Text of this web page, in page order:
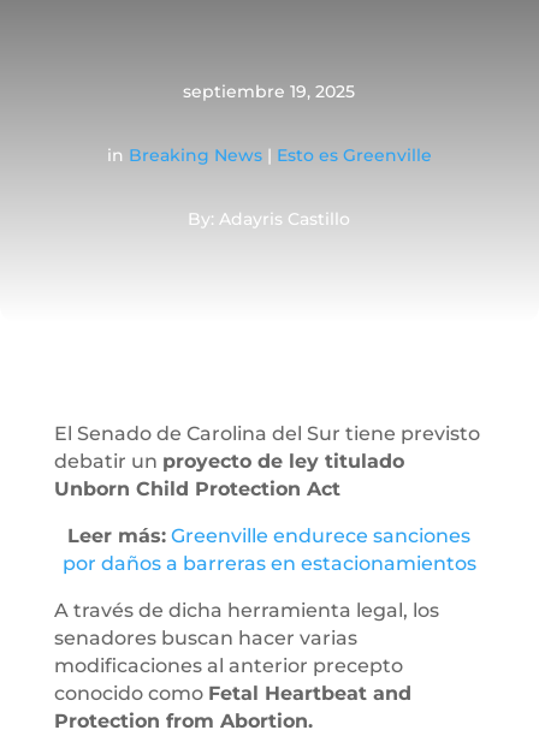
septiembre 19, 2025
in Breaking News| Esto es Greenville
By: Adayris Castillo
El Senado de Carolina del Sur tiene previsto
debatir un proyecto de ley titulado
Unborn Child Protection Act
Leer más: Greenville endurece sanciones
por daños a barreras en estacionamientos
A través de dicha herramienta legal, los
senadores buscan hacer varias
modificaciones al anterior precepto
conocido como Fetal Heartbeat and
Protection from Abortion.